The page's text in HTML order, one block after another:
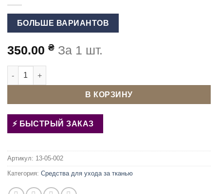
БОЛЬШЕ ВАРИАНТОВ
350.00 ₴ За 1 шт.
Количество товара Пятновыводитель PULIMAK 2 (400МЛ)
В КОРЗИНУ
БЫСТРЫЙ ЗАКАЗ
Артикул: 13-05-002
Категория: Средства для ухода за тканью